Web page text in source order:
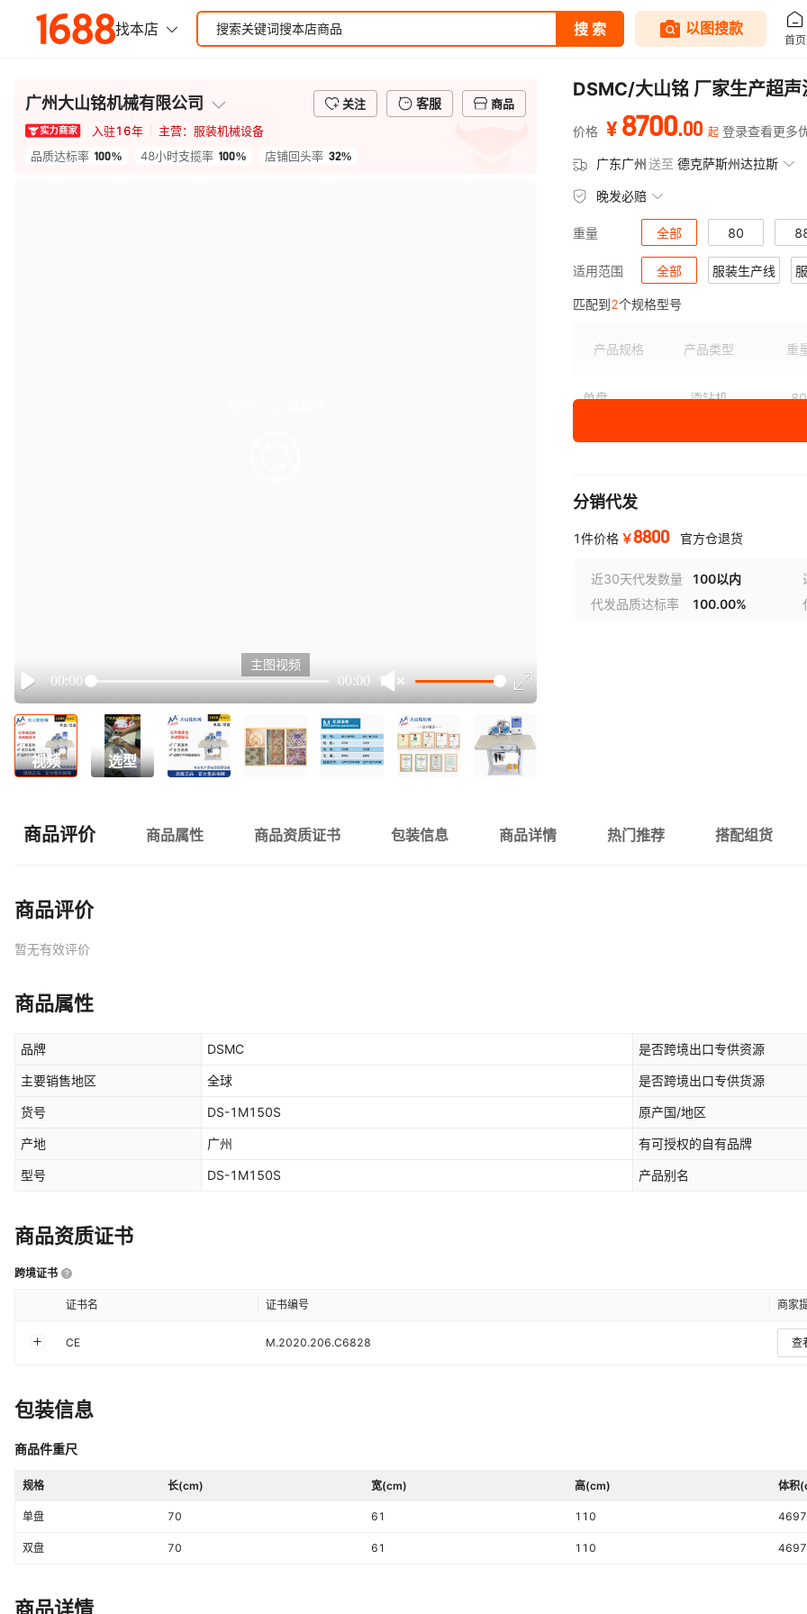
广州大山铭机械有限公司 关注 客服
商品
入驻16年 主营： 服装机械设备
品质达标率 100% 48小时支揽率 100% 店铺回头率 32%
Play
00:00 00:00
主图视频
视频 选型
DSMC/大山铭 厂家生产超
价格 ¥ 8700.00 起 登录查看更多
广东广州送至 德克萨斯州达拉斯
晚发必赔
重量 全部 80
适用范围 全部 服装生产线
匹配到2个规格型号
产品规格 产品类型 重
单盘 烫钻机 80
双盘 烫钻机 88
分销代发
1件价格 ￥8800 官方仓退货
近30天代发数量 100以内
代发品质达标率
100.00%
商品评价 商品属性 商品资质证书 包装信息 商品详情 热门推荐 搭配组货
商品评价
暂无有效评价
商品属性
品牌 DSMC 是否跨境出口专供资源
主要销售地区 全球 是否跨境出口专供货源
货号 DS-1M150S 原产国/地区
产地 广州 有可授权的自有品牌
型号 DS-1M150S 产品别名
商品资质证书
跨境证书
证书名 证书编号 商家
CE M.2020.206.C6828 查
包装信息
商品件重尺
规格 长(cm) 宽(cm) 高(cm) 体积
单盘 70 61 110
双盘 70 61 110
商品详情